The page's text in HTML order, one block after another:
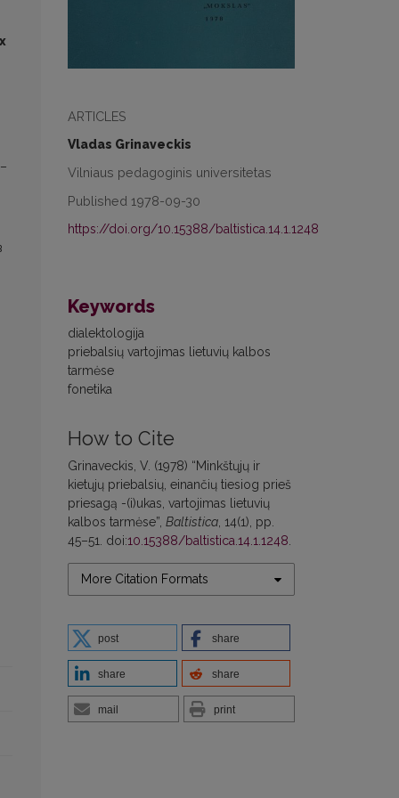
ARTICLES
Vladas Grinaveckis
Vilniaus pedagoginis universitetas
Published 1978-09-30
https://doi.org/10.15388/baltistica.14.1.1248
Keywords
dialektologija
priebalsių vartojimas lietuvių kalbos
tarmėse
fonetika
How to Cite
Grinaveckis, V. (1978) “Minkštųjų ir
kietųjų priebalsių, einančių tiesiog prieš
priesagą -(i)ukas, vartojimas lietuvių
kalbos tarmėse”, Baltistica, 14(1), pp.
45–51. doi:10.15388/baltistica.14.1.1248.
More Citation Formats
post share
share share
mail print